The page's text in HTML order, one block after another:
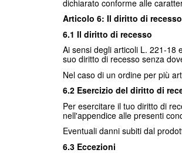
dichiarato conforme alle
Articolo 6: Il diritto di recesso
6.1 Il diritto di recesso
Ai sensi degli articoli L. 221-18
suo diritto di recesso senza
Nel caso di un ordine per più
6.2 Esercizio del diritto di
Per esercitare il tuo diritto di
nell'appendice alle presenti
Eventuali danni subiti dal
6.3 Eccezioni